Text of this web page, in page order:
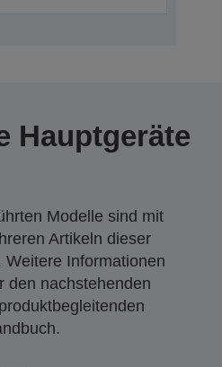
Hauptgeräte
Modelle sind mit
Artikeln dieser
Weitere Informationen
den nachstehenden